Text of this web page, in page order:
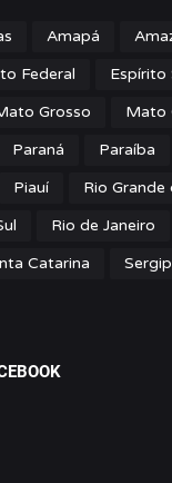
Amapá
Federal Espírito
Grosso
Mato
Paraná Paraíba
Piauí
Rio
Rio de Janeiro
Catarina